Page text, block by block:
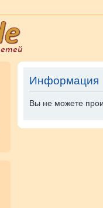
Информация
Вы не можете